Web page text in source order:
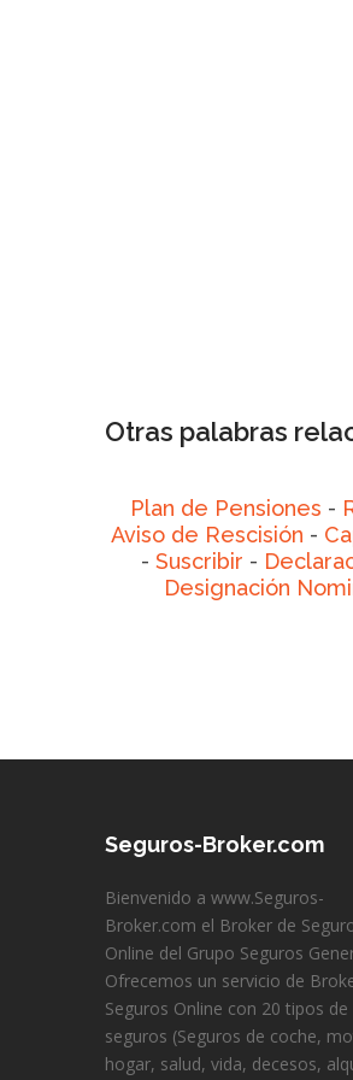
Otras palabras
Plan de Pensiones -
Aviso de Rescisión -
- Suscribir -
Designación
Seguros-Broker.com
Bienvenido a www.Seguros-
Broker.com el Broker de
Online del Grupo Seguros
Ofrecemos un servicio de
Seguros Online con 20 tipos de
seguros (Seguros de coche,
hogar, salud, vida, decesos,